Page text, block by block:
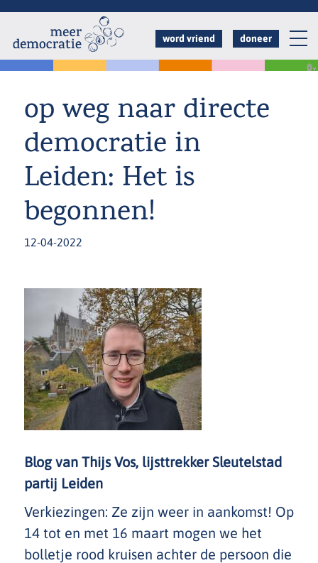
Overslaan
naar
de
gaan
word vriend doneer
op weg naar directe
democratie in
Leiden: Het is
begonnen!
12-04-2022
Blog van Thijs Vos, lijsttrekker Sleutelstad
partij Leiden
Verkiezingen: Ze zijn weer in aankomst! Op
14 tot en met 16 maart mogen we het
bolletje rood kruisen achter de persoon die